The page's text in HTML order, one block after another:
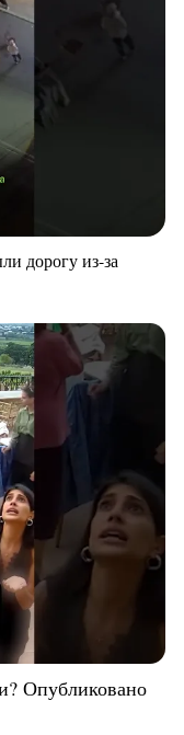
дорогу из-за
Опубликовано